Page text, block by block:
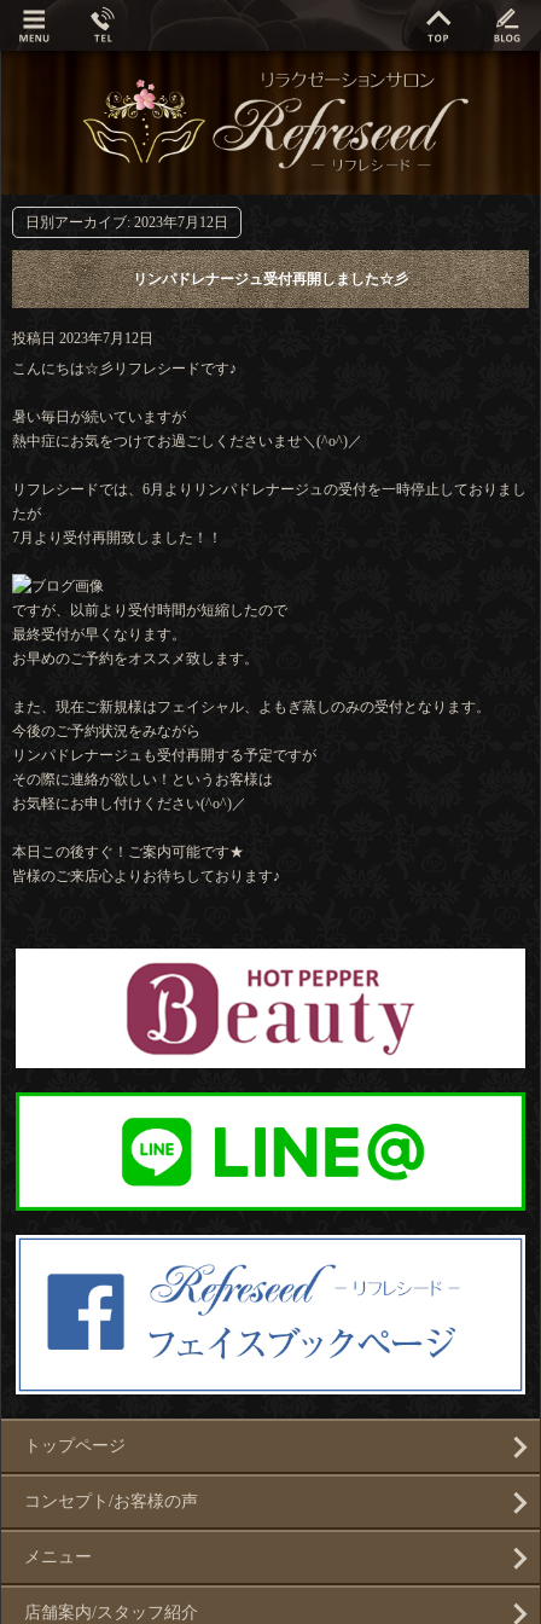
日別アーカイブ: 2023年7月12日
リンパドレナージュ受付再開しました☆彡
投稿日 2023年7月12日
こんにちは☆彡リフレシードです♪
暑い毎日が続いていますが
熱中症にお気をつけてお過ごしくださいませ＼(^o^)／
リフレシードでは、6月よりリンパドレナージュの受付を一時停止しておりまし
たが
7月より受付再開致しました！！
ですが、以前より受付時間が短縮したので
最終受付が早くなります。
お早めのご予約をオススメ致します。
また、現在ご新規様はフェイシャル、よもぎ蒸しのみの受付となります。
今後のご予約状況をみながら
リンパドレナージュも受付再開する予定ですが
その際に連絡が欲しい！というお客様は
お気軽にお申し付けください(^o^)／
本日この後すぐ！ご案内可能です★
皆様のご来店心よりお待ちしております♪
トップページ
コンセプト/お客様の声
メニュー
店舗案内/スタッフ紹介